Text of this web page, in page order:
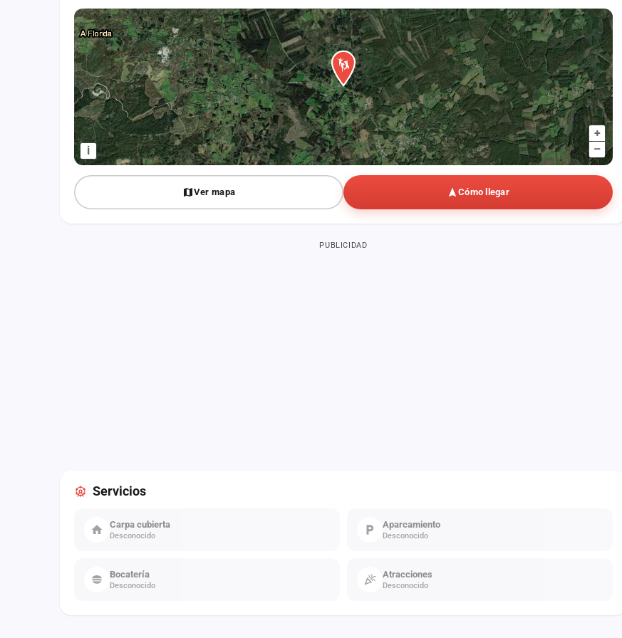
+
–
i
Ver mapa Cómo llegar
PUBLICIDAD
Servicios
Carpa cubierta
Desconocido
Aparcamiento
Desconocido
Bocatería
Desconocido
Atracciones
Desconocido
Iniciar sesión
Crear cuenta